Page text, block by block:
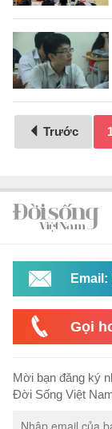
Trước
Gọi
Mời bạn đăng ký
Đời Sống Việt